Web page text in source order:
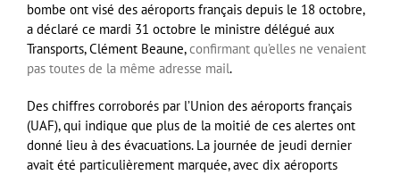
bombe ont visé des aéroports français depuis le 18 octobre,
a déclaré ce mardi 31 octobre le ministre délégué aux
Transports, Clément Beaune,confirmant qu’elles ne venaient
pas toutes de la même adresse mail.
Des chiffres corroborés par l’Union des aéroports français
(UAF), qui indique que plus de la moitié de ces alertes ont
donné lieu à des évacuations. La journée de jeudi dernier
avait été particulièrement marquée, avec dix aéroports